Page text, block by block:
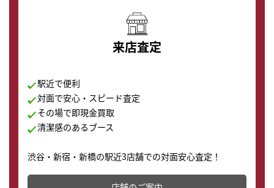
来店査定
駅近で便利
対面で安心・スピード査定
その場で即現金買取
清潔感のあるブース
渋谷・新宿・新橋の駅近3店舗での対面安心査定！
その場で現金買取致します。渋谷本店では、時計販売の